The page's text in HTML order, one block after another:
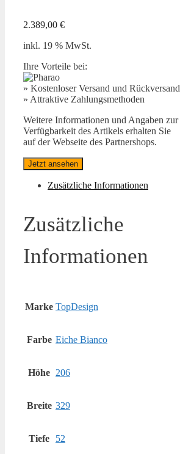
2.389,00 €
inkl. 19 % MwSt.
Ihre Vorteile bei:
» Kostenloser Versand und Rückversand
» Attraktive Zahlungsmethoden
Weitere Informationen und Angaben zur
Verfügbarkeit des Artikels erhalten Sie
auf der Webseite des Partnershops.
Jetzt ansehen
Zusätzliche Informationen
Zusätzliche
Informationen
Marke TopDesign
Farbe Eiche Bianco
Höhe 206
Breite 329
Tiefe 52